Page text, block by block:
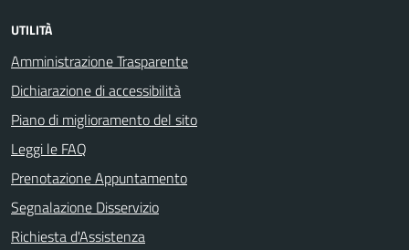
UTILITÀ
Amministrazione Trasparente
Dichiarazione di accessibilità
Piano di miglioramento del sito
Leggi le FAQ
Prenotazione Appuntamento
Segnalazione Disservizio
Richiesta d'Assistenza